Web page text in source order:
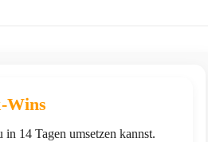
Wins
14 Tagen umsetzen kannst.